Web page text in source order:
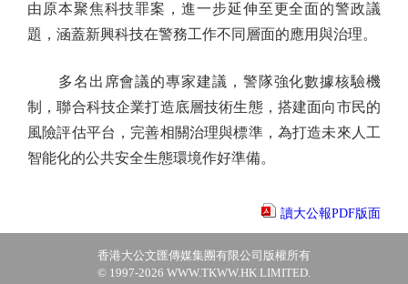
由原本聚焦科技罪案，進一步延伸至更全面的警政議
題，涵蓋新興科技在警務工作不同層面的應用與治理。
多名出席會議的專家建議，警隊強化數據核驗機
制，聯合科技企業打造底層技術生態，搭建面向市民的
風險評估平台，完善相關治理與標準，為打造未來人工
智能化的公共安全生態環境作好準備。
讀大公報PDF版面
香港大公文匯傳媒集團有限公司版權所有
© 1997-2026 WWW.TKWW.HK LIMITED.